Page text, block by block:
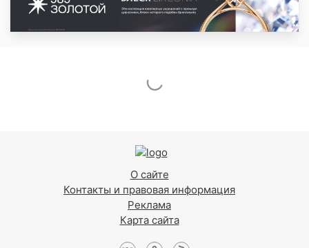
О сайте
Контакты и правовая информация
Реклама
Карта сайта